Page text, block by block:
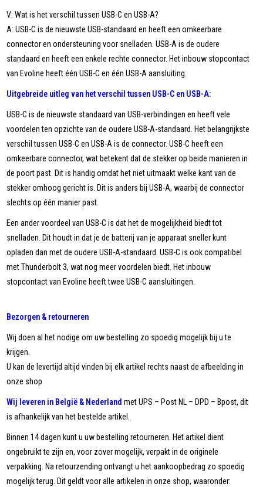
V: Wat is het verschil tussen USB-C en USB-A?
A: USB-C is de nieuwste USB-standaard en heeft een omkeerbare
connector en ondersteuning voor snelladen. USB-A is de oudere
standaard en heeft een enkele rechte connector. Het inbouw stopcontact
van Evoline heeft één USB-C en één USB-A aansluiting.
Uitgebreide uitleg van het verschil tussen USB-C en USB-A:
USB-C is de nieuwste standaard van USB-verbindingen en heeft vele
voordelen ten opzichte van de oudere USB-A-standaard. Het belangrijkste
verschil tussen USB-C en USB-A is de connector. USB-C heeft een
omkeerbare connector, wat betekent dat de stekker op beide manieren in
de poort past. Dit is handig omdat het niet uitmaakt welke kant van de
stekker omhoog gericht is. Dit is anders bij USB-A, waarbij de connector
slechts op één manier past.
Een ander voordeel van USB-C is dat het de mogelijkheid biedt tot
snelladen. Dit houdt in dat je de batterij van je apparaat sneller kunt
opladen dan met de oudere USB-A-standaard. USB-C is ook compatibel
met Thunderbolt 3, wat nog meer voordelen biedt. Het inbouw
stopcontact van Evoline heeft twee USB-C aansluitingen.
Bezorgen & retourneren
Wij doen al het nodige om uw bestelling zo spoedig mogelijk bij u te
krijgen.
U kan de levertijd altijd vinden bij elk artikel rechts naast de afbeelding in
onze shop
Wij leveren in België & Nederland met UPS – Post NL – DPD – Bpost, dit
is afhankelijk van het bestelde artikel.
Binnen 14 dagen kunt u uw bestelling retourneren. Het artikel dient
ongebruikt te zijn en, voor zover mogelijk, verpakt in de originele
verpakking. Na retourzending ontvangt u het aankoopbedrag zo spoedig
mogelijk terug. Dit geldt voor alle artikelen in onze shop, waaronder: